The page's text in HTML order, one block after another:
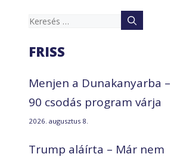
Keresés:
FRISS
Menjen a Dunakanyarba –
90 csodás program várja
2026. augusztus 8.
Trump aláírta – Már nem